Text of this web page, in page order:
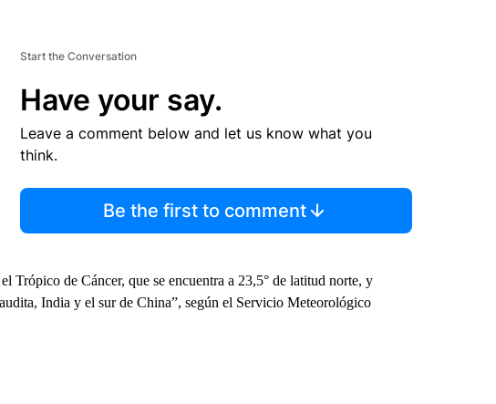
Start the Conversation
Have your say.
Leave a comment below and let us know what you
think.
Be the first to comment
Trópico de Cáncer, que se encuentra a 23,5° de latitud norte, y
India y el sur de China”, según el Servicio Meteorológico